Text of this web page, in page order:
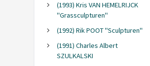
(1993) Kris VAN HEMELRIJCK
"Grassculpturen"
(1992) Rik POOT "Sculpturen"
(1991) Charles Albert
SZULKALSKI